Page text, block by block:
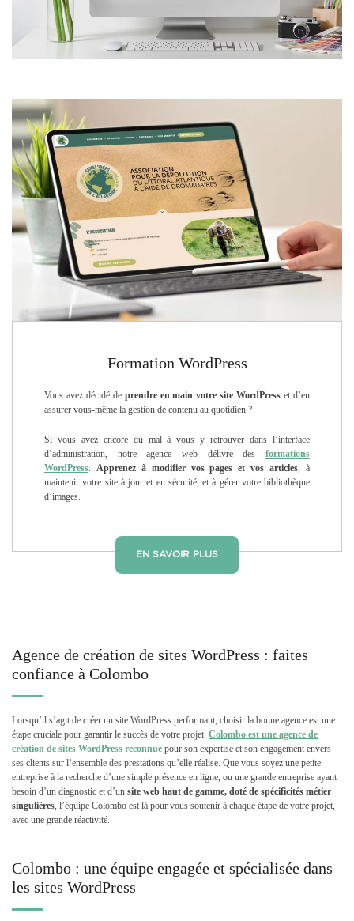
Formation WordPress
Vous avez décidé de prendre en main votre site WordPress et d’en
assurer vous-même la gestion de contenu au quotidien ?
Si vous avez encore du mal à vous y retrouver dans l’interface
d’administration, notre agence web délivre des
formations
WordPress. Apprenez à modifier vos pages et vos articles, à
maintenir votre site à jour et en sécurité, et à gérer votre bibliothèque
d’images.
EN SAVOIR PLUS
Agence de création de sites WordPress : faites
confiance à Colombo
Lorsqu’il s’agit de créer un site WordPress performant, choisir la bonne agence est une
étape cruciale pour garantir le succès de votre projet. Colombo est une agence de
création de sites WordPress reconnue pour son expertise et son engagement envers
ses clients sur l’ensemble des prestations qu’elle réalise. Que vous soyez une petite
entreprise à la recherche d’une simple présence en ligne, ou une grande entreprise ayant
besoin d’un diagnostic et d’un site web haut de gamme, doté de spécificités métier
singulières, l’équipe Colombo est là pour vous soutenir à chaque étape de votre projet,
avec une grande réactivité.
Colombo : une équipe engagée et spécialisée dans
les sites WordPress